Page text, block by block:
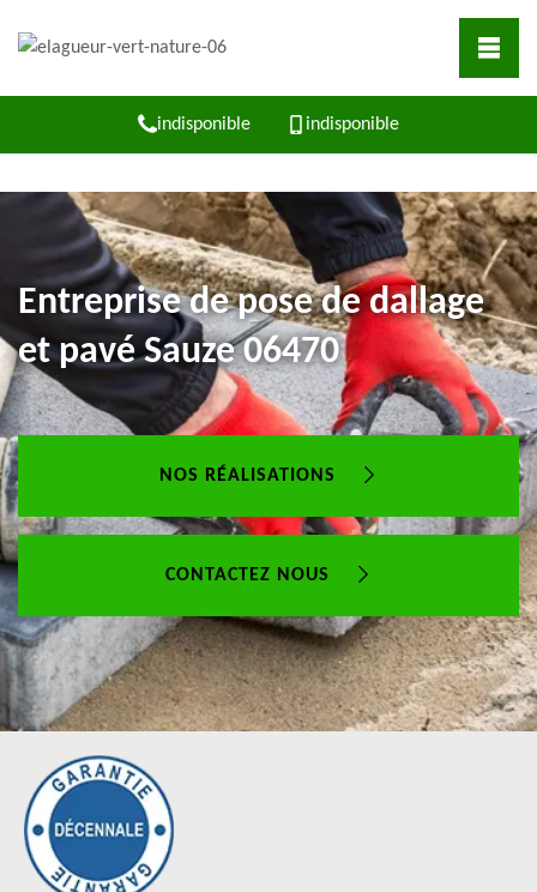
indisponible indisponible
Entreprise de pose de dallage
et pavé Sauze 06470
NOS RÉALISATIONS
CONTACTEZ NOUS